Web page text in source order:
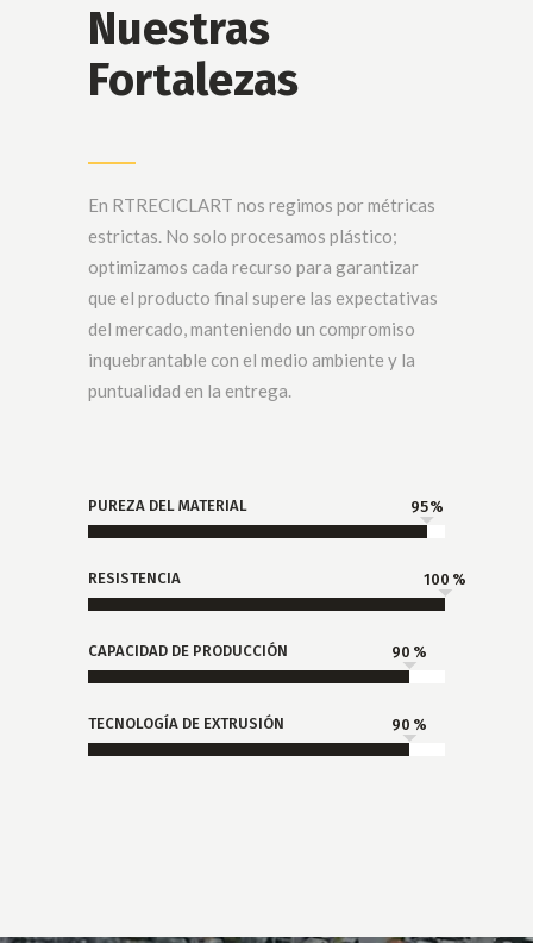
Nuestras
Fortalezas
En RTRECICLART nos regimos por métricas
estrictas. No solo procesamos plástico;
optimizamos cada recurso para garantizar
que el producto final supere las expectativas
del mercado, manteniendo un compromiso
inquebrantable con el medio ambiente y la
puntualidad en la entrega.
PUREZA DEL MATERIAL 95
RESISTENCIA 100
CAPACIDAD DE PRODUCCIÓN 90
TECNOLOGÍA DE EXTRUSIÓN 90